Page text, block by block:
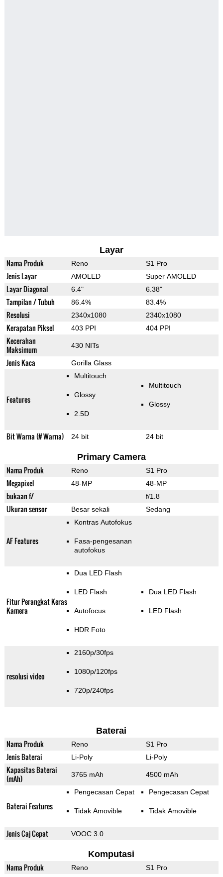
Layar
Nama Produk Reno S1 Pro
Jenis Layar AMOLED Super AMOLED
Layar Diagonal 6.4" 6.38"
Tampilan / Tubuh 86.4% 83.4%
Resolusi 2340x1080 2340x1080
Kerapatan Piksel 403 PPI 404 PPI
Kecerahan
Maksimum
430 NITs
Jenis Kaca Gorilla Glass
Features
Multitouch
Glossy
2.5D
Multitouch
Glossy
Bit Warna (# Warna) 24 bit 24 bit
Primary Camera
Nama Produk Reno S1 Pro
Megapixel 48-MP 48-MP
bukaan f/ f/1.8
Ukuran sensor Besar sekali Sedang
AF Features
Kontras Autofokus
Fasa-pengesanan
autofokus
Fitur Perangkat Keras
Kamera
Dua LED Flash
LED Flash
Autofocus
HDR Foto
Dua LED Flash
LED Flash
resolusi video
2160p/30fps
1080p/120fps
720p/240fps
Baterai
Nama Produk Reno S1 Pro
Jenis Baterai Li-Poly Li-Poly
Kapasitas Baterai
(mAh)
3765 mAh 4500 mAh
Baterai Features
Pengecasan Cepat
Tidak Amovible
Pengecasan Cepat
Tidak Amovible
Jenis Caj Cepat VOOC 3.0
Komputasi
Nama Produk Reno S1 Pro